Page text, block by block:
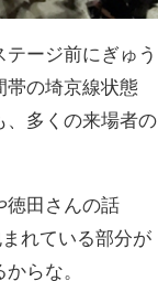
ージ前にぎゅう
帯の埼京線状態
、多くの来場者の
徳田さんの話
れている部分が
らな。